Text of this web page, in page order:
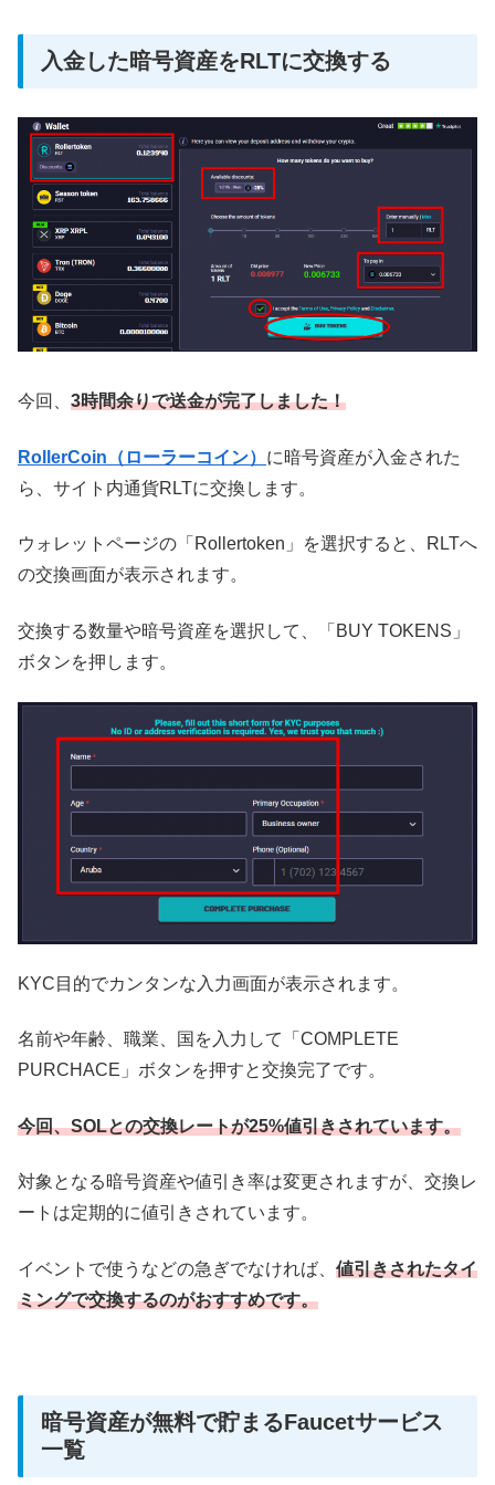
入金した暗号資産をRLTに交換する
今回、 3時間余りで送金が完了しました！
RollerCoin（ローラーコイン） に暗号資産が入金された
ら、サイト内通貨RLTに交換します。
ウォレットページの「Rollertoken」を選択すると、RLTへ
の交換画面が表示されます。
交換する数量や暗号資産を選択して、「BUY TOKENS」
ボタンを押します。
KYC目的でカンタンな入力画面が表示されます。
名前や年齢、職業、国を入力して「COMPLETE
PURCHACE」ボタンを押すと交換完了です。
今回、SOLとの交換レートが25%値引きされています。
対象となる暗号資産や値引き率は変更されますが、交換レ
ートは定期的に値引きされています。
イベントで使うなどの急ぎでなければ、 値引きされたタイ
ミングで交換するのがおすすめです。
暗号資産が無料で貯まるFaucetサービス
一覧